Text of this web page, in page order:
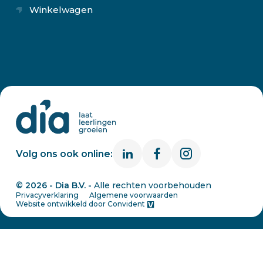
Winkelwagen
Volg ons ook online:
© 2026 - Dia B.V. - Alle rechten voorbehouden
Privacyverklaring
Algemene voorwaarden
Website ontwikkeld door Convident